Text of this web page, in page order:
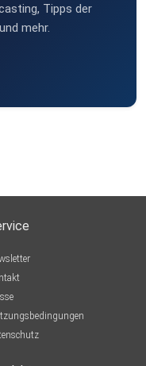
Tipps der
mehr.